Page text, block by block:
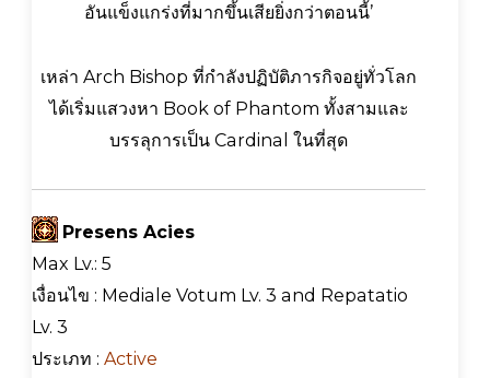
อันแข็งแกร่งที่มากขึ้นเสียยิ่งกว่าตอนนี้’
เหล่า Arch Bishop ที่กำลังปฏิบัติภารกิจอยู่ทั่วโลก
ได้เริ่มแสวงหา Book of Phantom ทั้งสามและ
บรรลุการเป็น Cardinal ในที่สุด
Presens Acies
Max Lv.: 5
เงื่อนไข : Mediale Votum Lv. 3 and Repatatio
Lv. 3
ประเภท : Active